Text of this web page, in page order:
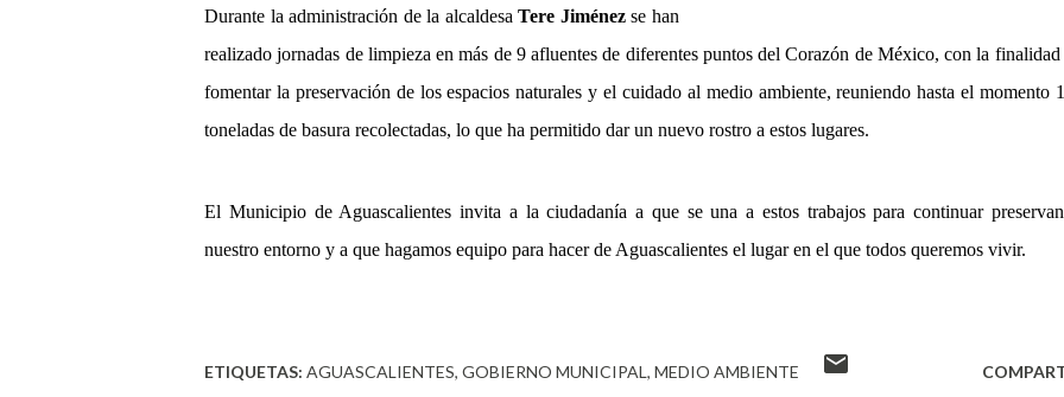
Durante la administración de la alcaldesaTere Jiménezse han
realizado jornadas de limpieza en más de 9 afluentes de diferentes puntos del Corazón de México, con la finalidad
fomentar la preservación de los espacios naturales y el cuidado al medio ambiente, reuniendo hasta el momento
toneladas de basura recolectadas, lo que ha permitido dar un nuevo rostro a estos lugares.
El Municipio de Aguascalientes invita a la ciudadanía a que se una a estos trabajos para continuar
nuestro entorno y a que hagamos equipo para hacer de Aguascalientes el lugar en el que todos queremos vivir.
ETIQUETAS: AGUASCALIENTES GOBIERNO MUNICIPAL MEDIO AMBIENTE